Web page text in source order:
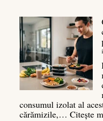
consumul izolat al
cărămizile,… Citește